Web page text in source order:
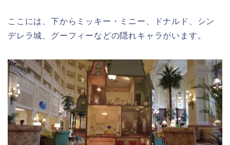
ここには、下からミッキー・ミニー、ドナルド、シン
デレラ城、グーフィーなどの隠れキャラがいます。